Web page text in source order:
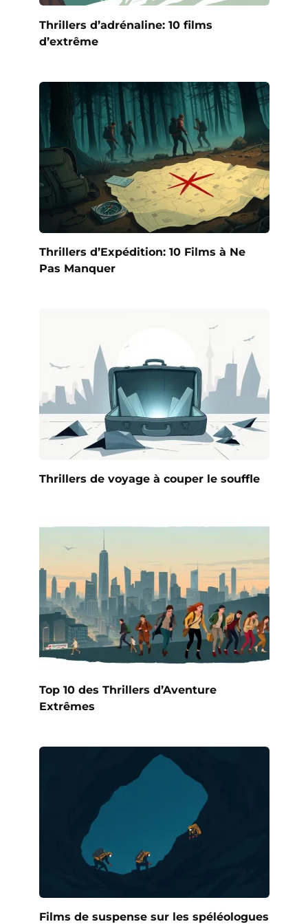
Thrillers d’adrénaline: 10 films
d’extrême
Thrillers d’Expédition: 10 Films à Ne
Pas Manquer
Thrillers de voyage à couper le souffle
Top 10 des Thrillers d’Aventure
Extrêmes
Films de suspense sur les spéléologues